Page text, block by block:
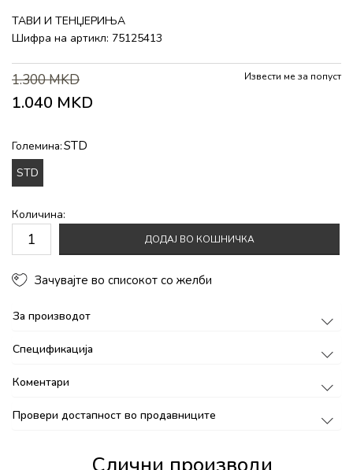
ТАВИ И ТЕНЏЕРИЊА
Шифра на артикл: 75125413
1.300MKD
1.040 MKD
Извести ме за попуст
Големина:STD
STD
Количина:
ДОДАЈ ВО КОШНИЧКА
Зачувајте во списокот со желби
За производот
Спецификација
Коментари
Провери достапност во продавниците